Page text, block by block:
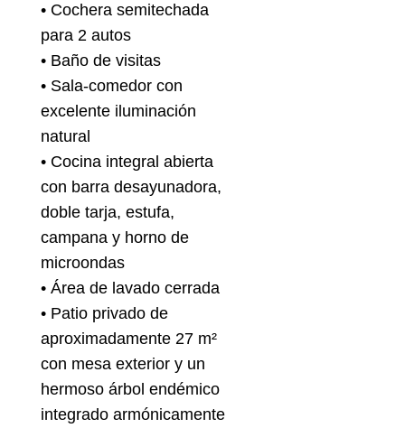
• Cochera semitechada
para 2 autos
• Baño de visitas
• Sala-comedor con
excelente iluminación
natural
• Cocina integral abierta
con barra desayunadora,
doble tarja, estufa,
campana y horno de
microondas
• Área de lavado cerrada
• Patio privado de
aproximadamente 27 m²
con mesa exterior y un
hermoso árbol endémico
integrado armónicamente